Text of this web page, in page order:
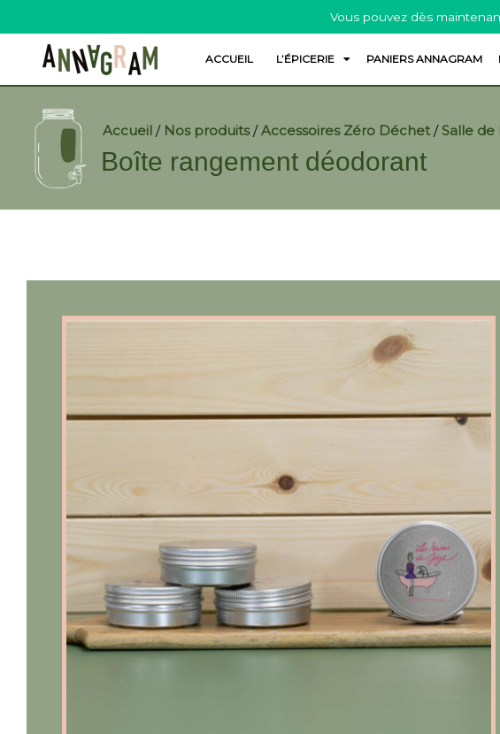
ACCUEIL L’ÉPICERIE PANIERS ANNAGRAM
Accueil/ Nos produits/Accessoires Zéro Déchet/ Salle de
Boîte rangement déodorant
Vous pouvez dès